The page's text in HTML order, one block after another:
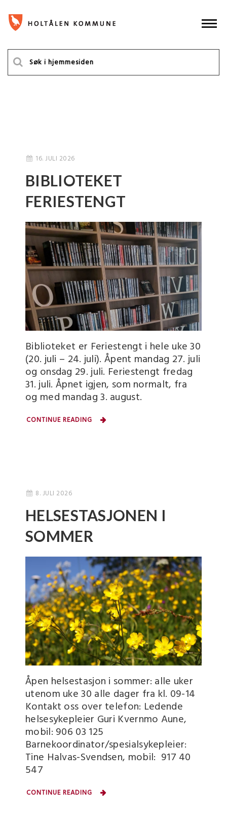
16. JULI 2026
BIBLIOTEKET
FERIESTENGT
Biblioteket er Feriestengt i hele uke 30
(20. juli – 24. juli). Åpent mandag 27. juli
og onsdag 29. juli. Feriestengt fredag
31. juli. Åpnet igjen, som normalt, fra
og med mandag 3. august.
CONTINUE READING
8. JULI 2026
HELSESTASJONEN I
SOMMER
Åpen helsestasjon i sommer: alle uker
utenom uke 30 alle dager fra kl. 09-14
Kontakt oss over telefon: Ledende
helsesykepleier Guri Kvernmo Aune,
mobil: 906 03 125
Barnekoordinator/spesialsykepleier:
Tine Halvas-Svendsen, mobil: 917 40
547
CONTINUE READING